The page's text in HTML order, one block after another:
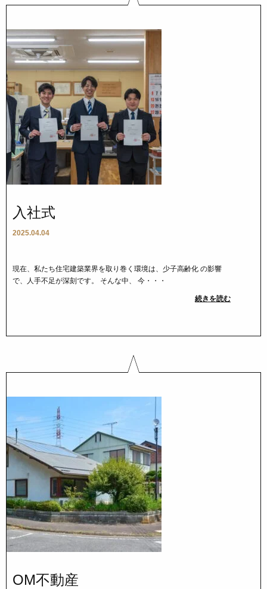
入社式
2025.04.04
現在、私たち住宅建築業界を取り巻く環境は、少子高齢化 の影響
で、人手不足が深刻です。 そんな中、 今・・・
続きを読む
OM不動産